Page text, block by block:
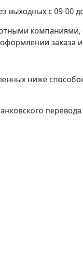
выходных с 09-00
заказа
ниже